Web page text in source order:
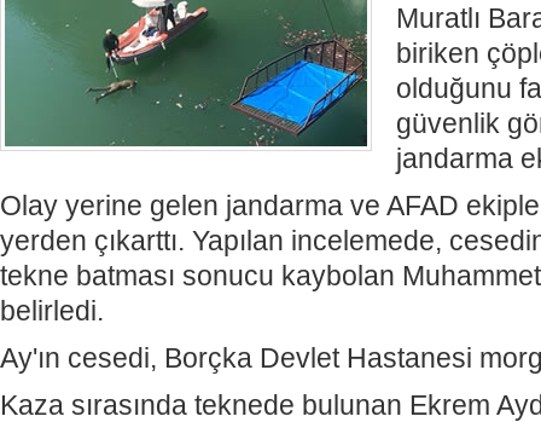
Muratlı
biriken
olduğunu
güvenlik
jandarma
Olay yerine gelen jandarma ve AFAD
yerden çıkarttı. Yapılan incelemede,
tekne batması sonucu kaybolan
belirledi.
Ay'ın cesedi, Borçka Devlet Hastanesi
Kaza sırasında teknede bulunan Ekrem